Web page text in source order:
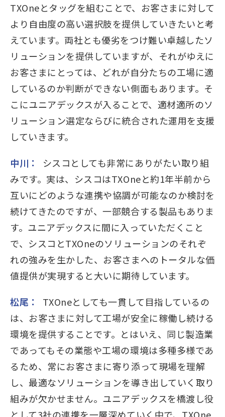
TXOneとタッグを組むことで、お客さまに対して
より自由度の高い選択肢を提供していきたいと考
えています。両社とも優劣をつけ難い卓越したソ
リューションを提供していますが、それがゆえに
お客さまにとっては、どれが自分たちの工場に適
しているのか判断ができない側面もあります。そ
こにユニアデックスが入ることで、適材適所のソ
リューション選定ならびに統合された運用を支援
していきます。
中川：
シスコとしても非常にありがたい取り組
みです。実は、シスコはTXOneと約1年半前から
互いにどのような連携や協調が可能なのか検討を
続けてきたのですが、一部競合する製品もありま
す。ユニアデックスに間に入っていただくこと
で、シスコとTXOneのソリューションのそれぞ
れの強みを生かした、お客さまへのトータルな価
値提供が実現すると大いに期待しています。
松尾：
TXOneとしても一貫して目指しているの
は、お客さまに対して工場が安全に稼働し続ける
環境を提供することです。とはいえ、同じ製造業
であってもその業態や工場の環境は多種多様であ
るため、常にお客さまに寄り添って現場を理解
し、最適なソリューションを導き出していく取り
組みが欠かせません。ユニアデックスを橋渡し役